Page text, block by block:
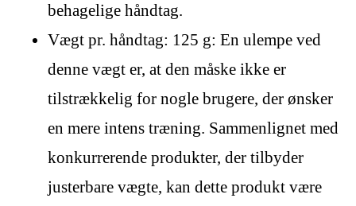
behagelige håndtag.
Vægt pr. håndtag: 125 g: En ulempe ved
denne vægt er, at den måske ikke er
tilstrækkelig for nogle brugere, der ønsker
en mere intens træning. Sammenlignet med
konkurrerende produkter, der tilbyder
justerbare vægte, kan dette produkt være